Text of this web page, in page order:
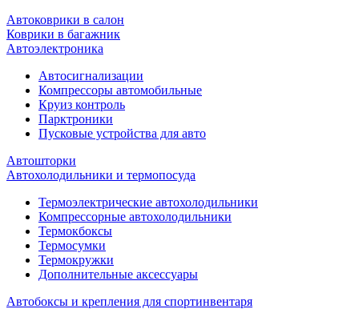
Автоковрики в салон
Коврики в багажник
Автоэлектроника
Автосигнализации
Компрессоры автомобильные
Круиз контроль
Парктроники
Пусковые устройства для авто
Автошторки
Автохолодильники и термопосуда
Термоэлектрические автохолодильники
Компрессорные автохолодильники
Термокбоксы
Термосумки
Термокружки
Дополнительные аксессуары
Автобоксы и крепления для спортинвентаря